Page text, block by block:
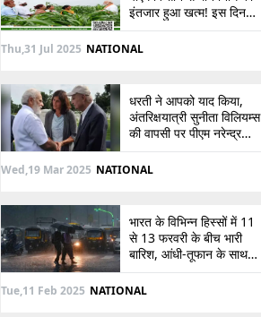
इंतजार हुआ खत्म! इस दिन
खाते में आएंगे 2,000 रुपये,
देखें
Thu,31 Jul 2025 NATIONAL
धरती ने आपको याद किया,
अंतरिक्षयात्री सुनीता विलियम्स
की वापसी पर पीएम नरेन्द्र
मोदी की पोस्ट
Wed,19 Mar 2025 NATIONAL
भारत के विभिन्न हिस्सों में 11
से 13 फरवरी के बीच भारी
बारिश, आंधी-तूफान के साथ
बर्फबारी का अलर्ट
Tue,11 Feb 2025 NATIONAL